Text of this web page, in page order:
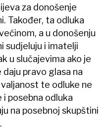
za donošenje
Također, ta odluka
a u donošenju
sudjeluju i imatelji
u slučajevima ako je
pravo glasa na
te odluke ne
posebna odluka
na posebnoj skupštini